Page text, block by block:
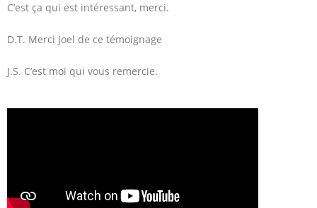
C’est ça qui est intéressant, merci.
D.T. Merci Joel de ce témoignage
J.S. C’est moi qui vous remercie.